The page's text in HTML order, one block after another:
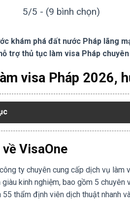
5/5 - (9 bình chọn)
khám phá đất nước Pháp lãng
trợ thủ tục làm visa Pháp
visa Pháp 2026,
VisaOne
ty chuyên cung cấp dịch vụ làm
giàu kinh nghiệm, bao gồm 5
55 thẩm định viên dịch thuật nhanh